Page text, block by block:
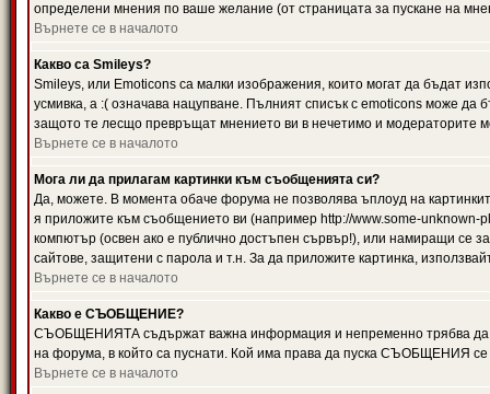
определени мнения по ваше желание (от страницата за пускане на
Върнете се в началото
Какво са Smileys?
Smileys, или Emoticons са малки изображения, които могат да бъдат
усмивка, а :( означава нацупване. Пълният списък с emoticons може да
защото те лесщо превръщат мнението ви в нечетимо и модераторите
Върнете се в началото
Мога ли да прилагам картинки към съобщенията си?
Да, можете. В момента обаче форума не позволява ъплоуд на
я приложите към съобщението ви (например http://www.some-
компютър (освен ако е публично достъпен сървър!), или намиращи се
сайтове, защитени с парола и т.н. За да приложите картинка,
Върнете се в началото
Какво е СЪОБЩЕНИЕ?
СЪОБЩЕНИЯТА съдържат важна информация и непременно трябва да
на форума, в който са пуснати. Кой има права да пуска СЪОБЩЕНИЯ се
Върнете се в началото